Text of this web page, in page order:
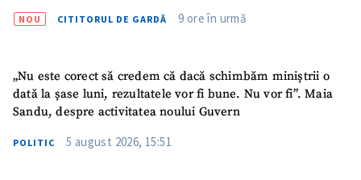
NOU CITITORUL DE GARDĂ 9 ore în urmă
„Nu este corect să credem că dacă schimbăm miniștrii o
dată la șase luni, rezultatele vor fi bune. Nu vor fi”. Maia
Sandu, despre activitatea noului Guvern
POLITIC 5 august 2026, 15:51